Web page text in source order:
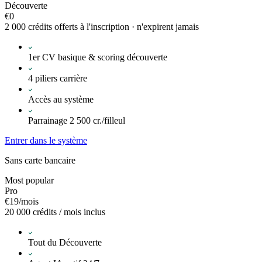
Découverte
€0
2 000 crédits offerts à l'inscription · n'expirent jamais
1er CV basique & scoring découverte
4 piliers carrière
Accès au système
Parrainage 2 500 cr./filleul
Entrer dans le système
Sans carte bancaire
Most popular
Pro
€19/mois
20 000 crédits / mois inclus
Tout du Découverte